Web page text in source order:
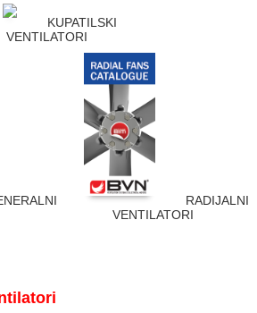
KUPATILSKI
VENTILATORI
RADIJALNI
VENTILATORI